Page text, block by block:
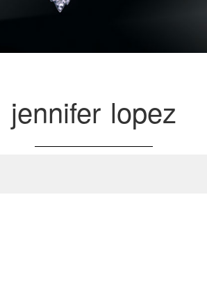
jennifer lopez